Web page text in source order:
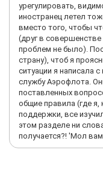
урегулировать,
иностранец летел
вместо того, чтобы
(друг в совершенстве
проблем не было).
страну), чтоб я
ситуации я написала
службу Аэрофлота.
поставленных
общие правила (где я,
поддержки, все
этом разделе ни
получается?! 'Мол